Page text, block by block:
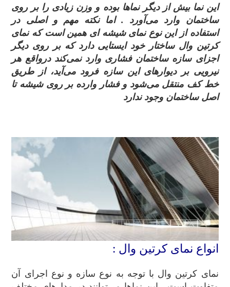
این نما بیش از دیگر نماها بوده و وزن زیادی را بر روی
ساختمان وارد می‌آورد . اما نکته مهم و اصلی در
استفاده از این نوع نمای شیشه‌ ای همین است که نمای
کرتین وال ساختار خود ایستایی دارد که بر روی دیگر
اجزای سازه ساختمان فشاری وارد نمی‌کند درواقع هر
نیرویی بر دیوارهای این سازه فرود می‌آید، از طریق
خط کف منتقل می‌شود و فشار وارده بر روی شیشه تا
اصل ساختمان وجود ندارد
انواع نمای کرتین وال :
نمای کرتین وال با توجه به نوع سازه و نوع اجرای آن